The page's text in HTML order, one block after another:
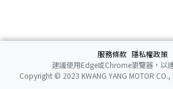
服務條款 隱私權政策
建議使用Edge或Chrome瀏覽器，以
Copyright © 2023 KWANG YANG MOTOR CO.,